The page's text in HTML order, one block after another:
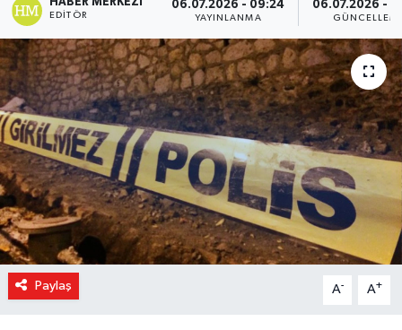
EDITÖR
06.07.2026 - 09:24
YAYINLANMA
06.07.2026 -
Paylaş A- A+
Genel
Gündem
Magazin
Özel Haber
Sağlık
Siyaset
Son Dakika
Son Dakika Haberleri
Haber Arşivi